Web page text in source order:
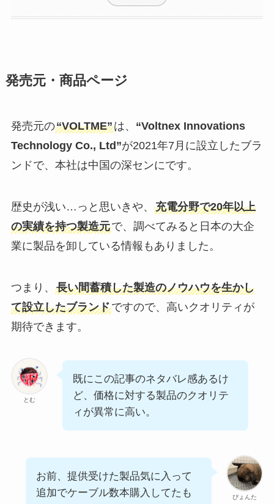
発売元・商品ページ
発売元の“VOLTME”は、 “Voltnex Innovations
Technology Co., Ltd”が2021年7月に設立したブラ
ンドで、本社は中国の深センにです。
歴史が浅い…っと思いきや、 充電分野で20年以上
の実績を持つ製造元で、調べてみると日本の大企
業に製品を卸している情報もありました。
つまり、 長い間蓄積した製造のノウハウを生かし
て設立したブランドですので、高いクオリティが
期待できます。
とむ
既にこの記事のネタバレ感あるけ
ど、価格に対する製品のクオリテ
ィが異常に高い。
ぴょんた
お前、提供受けた製品気に入って
追加でケーブル数本購入してたも